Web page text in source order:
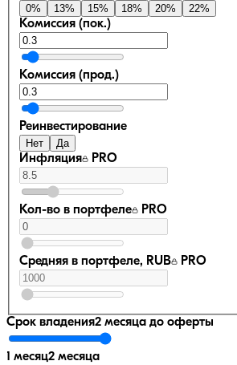
0% 13% 15% 18% 20% 22%
Комиссия (пок.)
Комиссия (прод.)
Реинвестирование
Нет Да
Инфляция PRO
Кол-во в портфеле PRO
Средняя в портфеле, RUB PRO
Срок владения2 месяца до оферты
1 месяц2 месяца